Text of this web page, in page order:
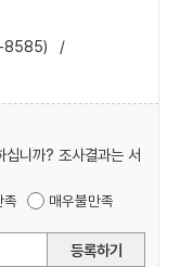
8585)
/
십니까? 조사결과는 서
족 매우불만족
등록하기